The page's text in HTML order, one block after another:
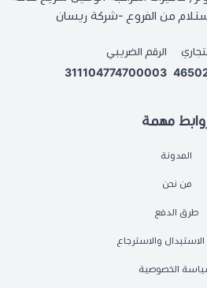
مهمة
المدونة
من نحن
طرق الدفع
والاسترجاع
الخصوصية
من الفروع -شركة ريسان
الرقم الضريبي
311104774700003